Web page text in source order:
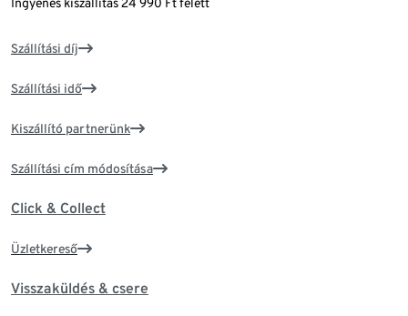
Szállítási díj
Szállítási idő
Kiszállító partnerünk
Szállítási cím módosítása
Click & Collect
Üzletkereső
Visszaküldés & csere